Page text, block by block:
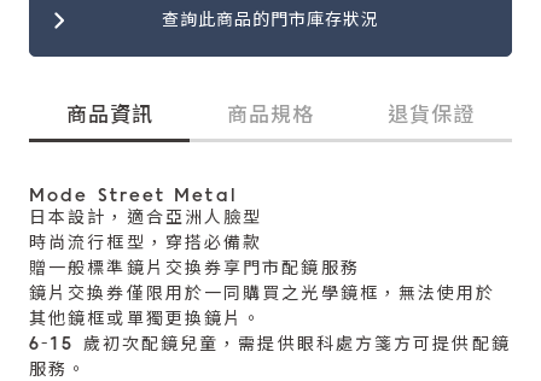
查詢此商品的門市庫存狀況
商品資訊 商品規格 退貨保證
Mode Street Metal
日本設計，適合亞洲人臉型
時尚流行框型，穿搭必備款
贈一般標準鏡片交換券享門市配鏡服務
鏡片交換券僅限用於一同購買之光學鏡框，無法使用於
其他鏡框或單獨更換鏡片。
6-15 歲初次配鏡兒童，需提供眼科處方箋方可提供配鏡
服務。